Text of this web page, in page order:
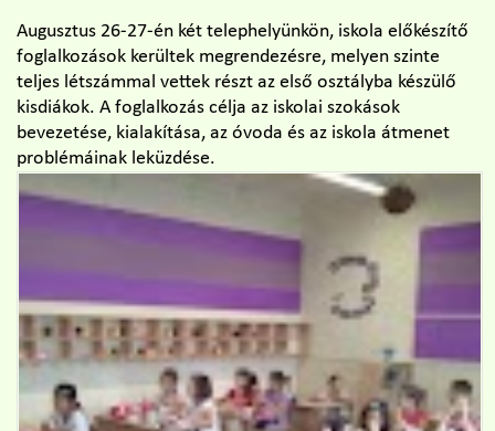
Augusztus 26-27-én két telephelyünkön, iskola előkészítő
foglalkozások kerültek megrendezésre, melyen szinte
teljes létszámmal vettek részt az első osztályba készülő
kisdiákok. A foglalkozás célja az iskolai szokások
bevezetése, kialakítása, az óvoda és az iskola átmenet
problémáinak leküzdése.